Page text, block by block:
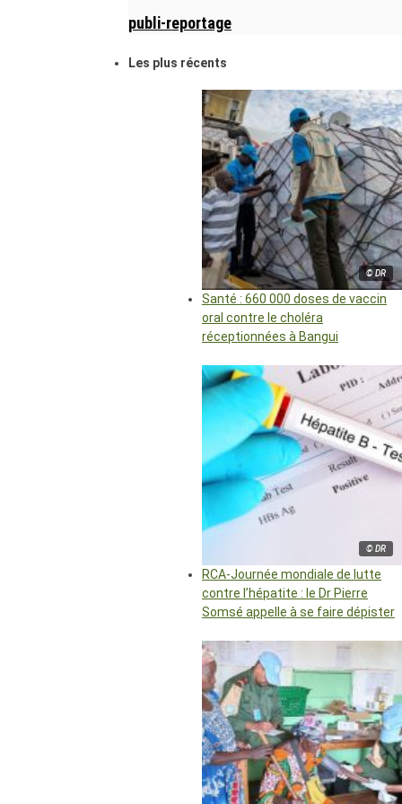
publi-reportage
Les plus récents
© DR
Santé : 660 000 doses de vaccin
oral contre le choléra
réceptionnées à Bangui
© DR
RCA-Journée mondiale de lutte
contre l’hépatite : le Dr Pierre
Somsé appelle à se faire dépister